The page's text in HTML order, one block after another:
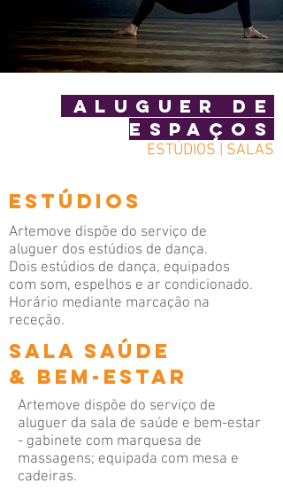
ALUGUER DE
ESPAÇOS
ESTÚDIOS | SALAS
ESTÚDIOS
Artemove dispõe do serviço de
aluguer dos estúdios de dança.
Dois estúdios de dança, equipados
com som, espelhos e ar condicionado.
Horário mediante marcação na
receção.
Sala SAÚDE
& BEM-ESTAR
Artemove dispõe do serviço de
aluguer da sala de saúde e bem-estar
- gabinete com marquesa de
massagens; equipada com mesa e
cadeiras.